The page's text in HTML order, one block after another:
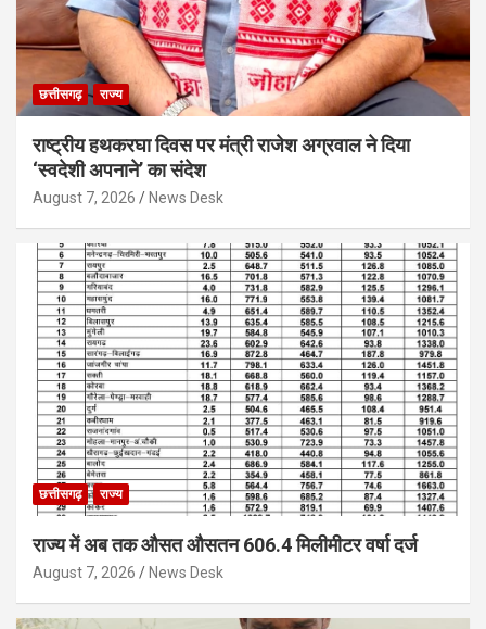
छत्तीसगढ़ राज्य
राष्ट्रीय हथकरघा दिवस पर मंत्री राजेश अग्रवाल ने दिया
‘स्वदेशी अपनाने’ का संदेश
August 7, 2026 News Desk
छत्तीसगढ़ राज्य
राज्य में अब तक औसत औसतन 606.4 मिलीमीटर वर्षा दर्ज
August 7, 2026 News Desk